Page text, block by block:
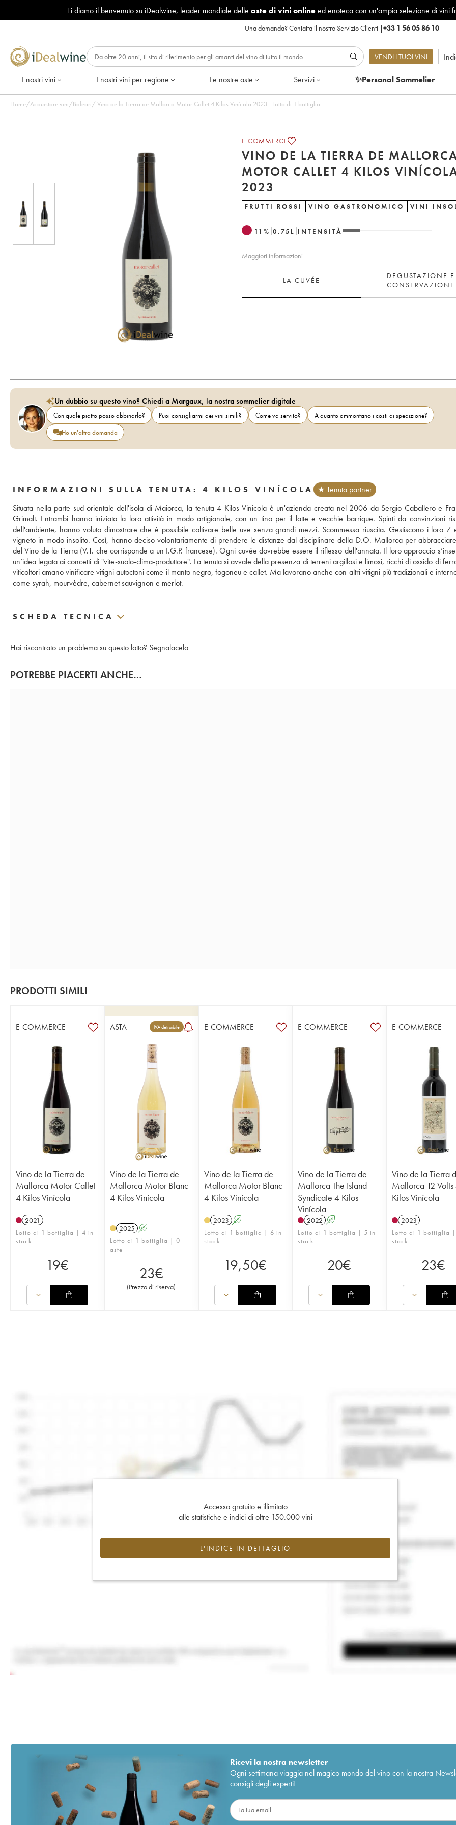
Ti diamo il benvenuto su iDealwine, leader mondiale delle aste di vini onlineed enoteca con un'ampia selezione di vini
Una domanda?Contatta il nostro Servizio Clienti |+33 1 56 05 86 10
VENDI I TUOI VINI
I nostri vini I nostri vini per regione Le nostre aste Servizi ✨Personal Sommelier
Home/Acquistare vini/Baleari/ Vino de la Tierra de Mallorca Motor Callet 4 Kilos Vinícola 2023 - Lotto di 1 bottiglia
E-COMMERCE
VINO DE LA TIERRA DE
MOTOR CALLET 4 KILOS
2023
FRUTTI ROSSI VINO GASTRONOMICO VINI
11 % 0.75 L INTENSITÀ
Maggiori informazioni
LA CUVÉE
DEGUSTAZIONE E
CONSERVAZIONE
Un dubbio su questo vino? Chiedi a Margaux, la nostra sommelier digitale
Con quale piatto posso abbinarlo? Puoi consigliarmi dei vini simili? Come va servito?
A quanto ammontano i costi di spedizione?
Ho un'altra domanda
INFORMAZIONI SULLA TENUTA: 4 KILOS VINÍCOLA
★ Tenuta partner
Situata nella parte sud-orientale dell'isola di Maiorca, la tenuta 4 Kilos Vinicola è un'azienda creata nel 2006 da Sergio Caballero e
Grimalt. Entrambi hanno iniziato la loro attività in modo artigianale, con un tino per il latte e vecchie barrique. Spinti da convinzioni
dell'ambiente, hanno voluto dimostrare che è possibile coltivare belle uve senza grandi mezzi. Scommessa riuscita. Gestiscono i loro 7
vigneto in modo insolito. Così, hanno deciso volontariamente di prendere le distanze dal disciplinare della D.O. Mallorca per
del Vino de la Tierra (V.T. che corrisponde a un I.G.P. francese). Ogni cuvée dovrebbe essere il riflesso dell'annata. Il loro approccio
un’idea legata ai concetti di "vite-suolo-clima-produttore". La tenuta si avvale della presenza di terreni argillosi e limosi, ricchi di ossido di
viticoltori amano vinificare vitigni autoctoni come il manto negro, fogoneu e callet. Ma lavorano anche con altri vitigni più tradizionali e
come syrah, mourvèdre, cabernet sauvignon e merlot.
SCHEDA TECNICA
Hai riscontrato un problema su questo lotto? Segnalacelo
POTREBBE PIACERTI ANCHE…
PRODOTTI SIMILI
E-COMMERCE
Vino de la Tierra de
Mallorca Motor Callet
4 Kilos Vinícola
2021
Lotto di 1 bottiglia | 4 in
stock
19€
ASTA IVA detraibile
Vino de la Tierra de
Mallorca Motor Blanc
4 Kilos Vinícola
2025 A
Lotto di 1 bottiglia | 0
aste
23€
(Prezzo di riserva)
E-COMMERCE
Vino de la Tierra de
Mallorca Motor Blanc
4 Kilos Vinícola
2023 A
Lotto di 1 bottiglia | 6 in
stock
19,50€
E-COMMERCE
Vino de la Tierra de
Mallorca The Island
Syndicate 4 Kilos
Vinícola
2022 A
Lotto di 1 bottiglia | 5 in
stock
20€
E-COMMERCE
Vino de la Tierra
Mallorca 12 Volts
Kilos Vinícola
2023
Lotto di 1 bottiglia
stock
23€
Accesso gratuito e illimitato
alle statistiche e indici di oltre 150.000 vini
L'INDICE IN DETTAGLIO
Ricevi la nostra newsletter
Ogni settimana viaggia nel magico mondo del vino con la nostra
consigli degli esperti!